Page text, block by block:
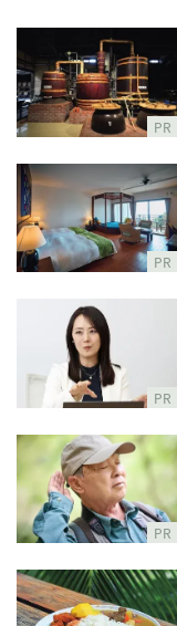
PR
PR
PR
PR